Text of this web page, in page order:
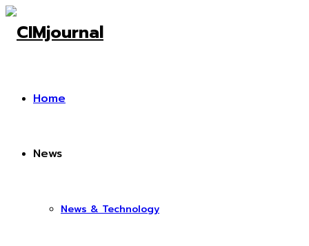
Home
News
News & Technology